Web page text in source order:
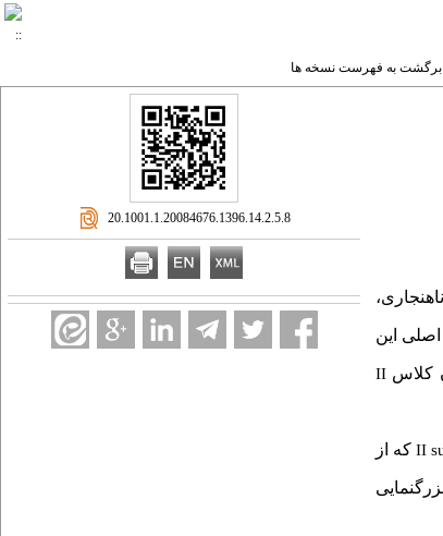
برگشت به فهرست نسخه ها
این
کلاس II
IIکه از
‎ 20.1001.1.20084676.1396.14.2.5.8